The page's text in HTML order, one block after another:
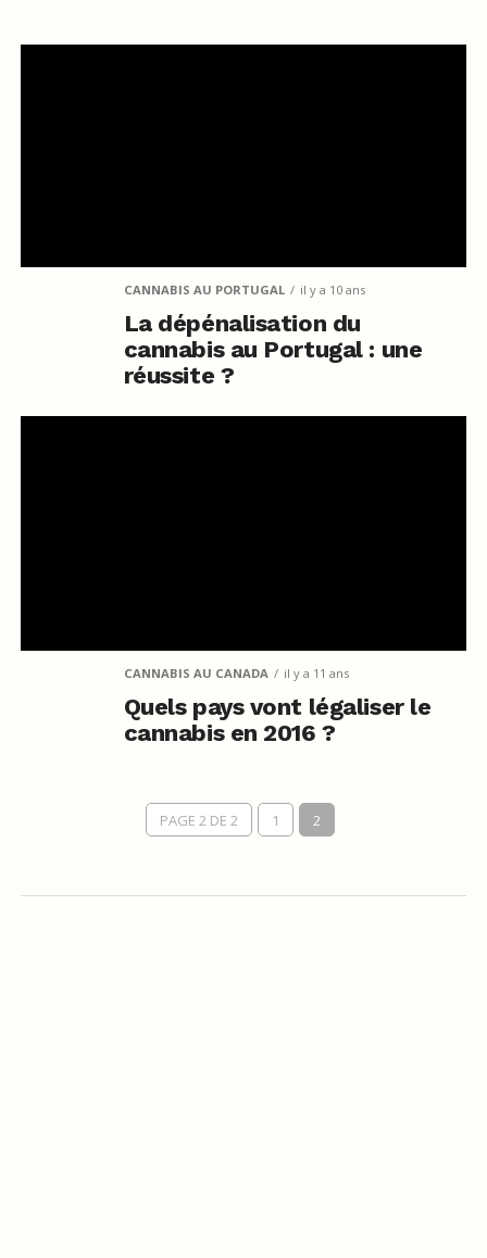
CANNABIS AU PORTUGAL il y a 10 ans
La dépénalisation du
cannabis au Portugal : une
réussite ?
CANNABIS AU CANADA il y a 11 ans
Quels pays vont légaliser le
cannabis en 2016 ?
PAGE 2 DE 2 1 2